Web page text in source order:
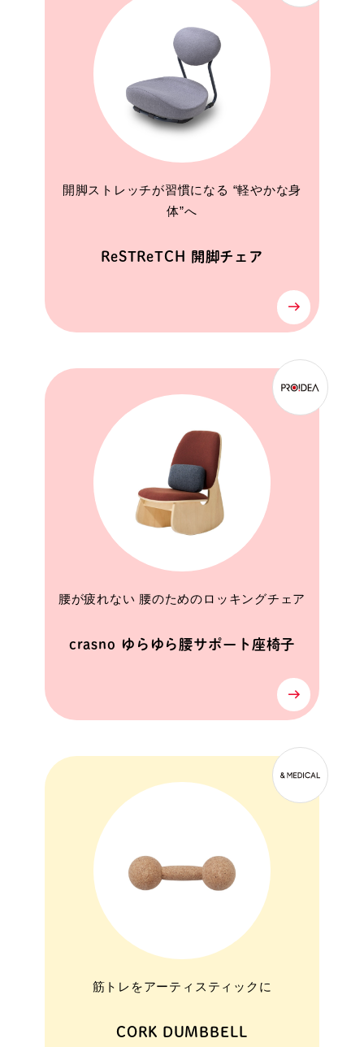
開脚ストレッチが習慣になる “軽やかな身
体”へ
ReSTReTCH 開脚チェア
腰が疲れない 腰のためのロッキングチェア
crasno ゆらゆら腰サポート座椅子
筋トレをアーティスティックに
CORK DUMBBELL